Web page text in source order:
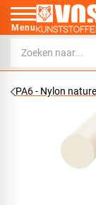
Menu
PA6 - Nylon naturel